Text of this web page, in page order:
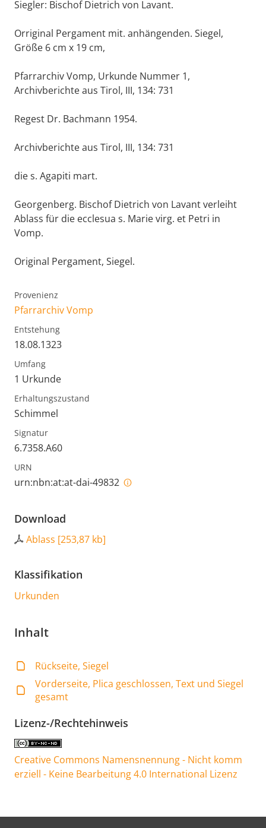
Siegler: Bischof Dietrich von Lavant.
Orriginal Pergament mit. anhängenden. Siegel,
Größe 6 cm x 19 cm,
Pfarrarchiv Vomp, Urkunde Nummer 1,
Archivberichte aus Tirol, III, 134: 731
Regest Dr. Bachmann 1954.
Archivberichte aus Tirol, III, 134: 731
die s. Agapiti mart.
Georgenberg. Bischof Dietrich von Lavant verleiht
Ablass für die ecclesua s. Marie virg. et Petri in
Vomp.
Original Pergament, Siegel.
Provenienz
Pfarrarchiv Vomp
Entstehung
18.08.1323
Umfang
1 Urkunde
Erhaltungszustand
Schimmel
Signatur
6.7358.A60
URN
urn:nbn:at:at-dai-49832
Download
Ablass [253,87 kb]
Klassifikation
Urkunden
Inhalt
Rückseite, Siegel
Vorderseite, Plica geschlossen, Text und Siegel
gesamt
Lizenz-/Rechtehinweis
Creative Commons Namensnennung - Nicht komm
erziell - Keine Bearbeitung 4.0 International Lizenz